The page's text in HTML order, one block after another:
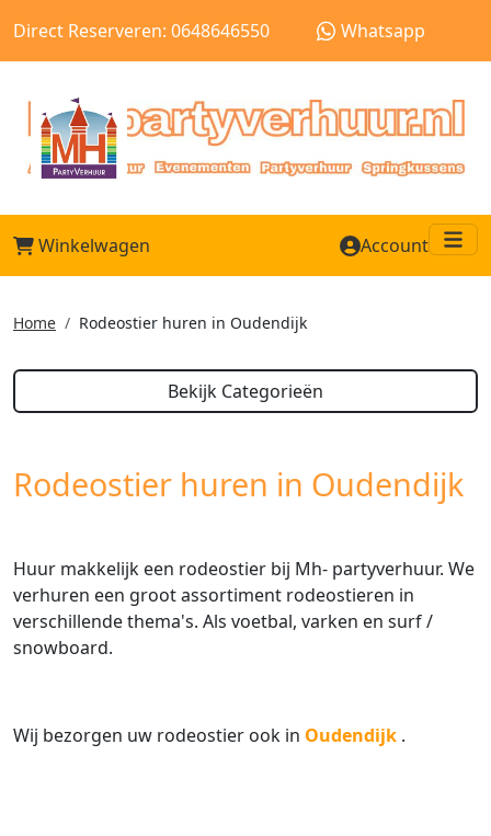
Direct Reserveren: 0648646550 Whatsapp
Winkelwagen Account
Home Rodeostier huren in Oudendijk
Bekijk Categorieën
Rodeostier huren in Oudendijk
Huur makkelijk een rodeostier bij Mh- partyverhuur. We
verhuren een groot assortiment rodeostieren in
verschillende thema's. Als voetbal, varken en surf /
snowboard.
Wij bezorgen uw rodeostier ook in Oudendijk .